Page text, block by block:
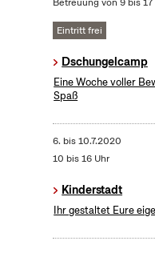
Betreuung von 9 bis
Eintritt frei
Dschungelcamp
Eine Woche voller
Spaß
6. bis10.7.2020
10 bis 16 Uhr
Kinderstadt
Ihr gestaltet Eure